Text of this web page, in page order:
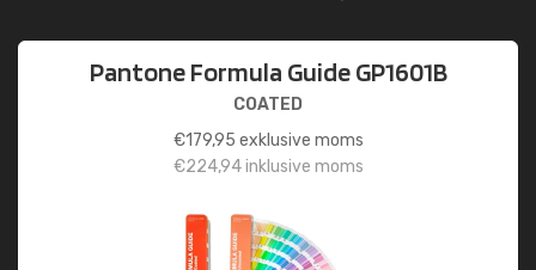
Pantone Formula Guide GP1601B
COATED
€179,95 exklusive moms
€224,94inklusive moms